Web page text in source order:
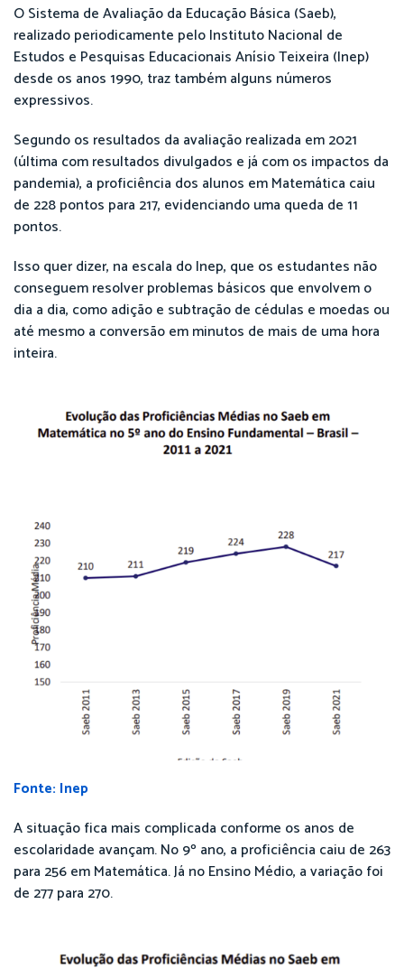
O Sistema de Avaliação da Educação Básica (Saeb),
realizado periodicamente pelo Instituto Nacional de
Estudos e Pesquisas Educacionais Anísio Teixeira (Inep)
desde os anos 1990, traz também alguns números
expressivos.
Segundo os resultados da avaliação realizada em 2021
(última com resultados divulgados e já com os impactos da
pandemia), a proficiência dos alunos em Matemática caiu
de 228 pontos para 217, evidenciando uma queda de 11
pontos.
Isso quer dizer, na escala do Inep, que os estudantes não
conseguem resolver problemas básicos que envolvem o
dia a dia, como adição e subtração de cédulas e moedas ou
até mesmo a conversão em minutos de mais de uma hora
inteira.
Fonte: Inep
A situação fica mais complicada conforme os anos de
escolaridade avançam. No 9º ano, a proficiência caiu de 263
para 256 em Matemática. Já no Ensino Médio, a variação foi
de 277 para 270.